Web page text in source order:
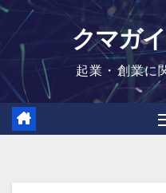
Skip
content
クマガ
起業・創業に